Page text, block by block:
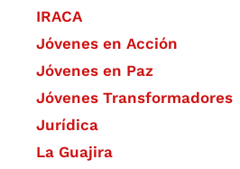
IRACA
Jóvenes en Acción
Jóvenes en Paz
Jóvenes Transformadores
Jurídica
La Guajira